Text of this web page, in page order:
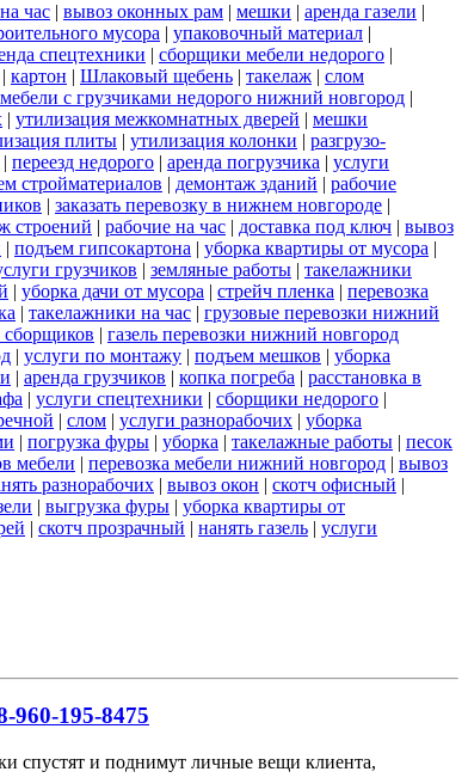
час | вывоз оконных рам | мешки | аренда газели |
мусора | упаковочный материал |
спецтехники | сборщики мебели недорого |
| картон | Шлаковый щебень | такелаж | слом
мебели с грузчиками недорого нижний новгород |
| утилизация межкомнатных дверей | мешки
плиты | утилизация колонки | разгрузо-
| переезд недорого | аренда погрузчика | услуги
стройматериалов | демонтаж зданий | рабочие
| заказать перевозку в нижнем новгороде |
строений | рабочие на час | доставка под ключ | вывоз
| подъем гипсокартона | уборка квартиры от мусора |
грузчиков | земляные работы | такелажники
| уборка дачи от мусора | стрейч пленка | перевозка
| такелажники на час | грузовые перевозки нижний
сборщиков | газель перевозки нижний новгород
| услуги по монтажу | подъем мешков | уборка
| аренда грузчиков | копка погреба | расстановка в
| услуги спецтехники | сборщики недорого |
| слом | услуги разнорабочих | уборка
| погрузка фуры | уборка | такелажные работы | песок
мебели | перевозка мебели нижний новгород | вывоз
разнорабочих | вывоз окон | скотч офисный |
| выгрузка фуры | уборка квартиры от
| скотч прозрачный | нанять газель | услуги
960-195-8475
спустят и поднимут личные вещи клиента,